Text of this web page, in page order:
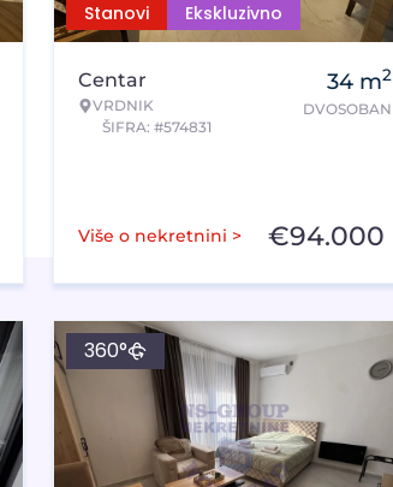
Stanovi Ekskluzivno
Centar
VRDNIK
ŠIFRA: #574831
34 m2
DVOSOBAN
Više o nekretnini > €94.000
360°